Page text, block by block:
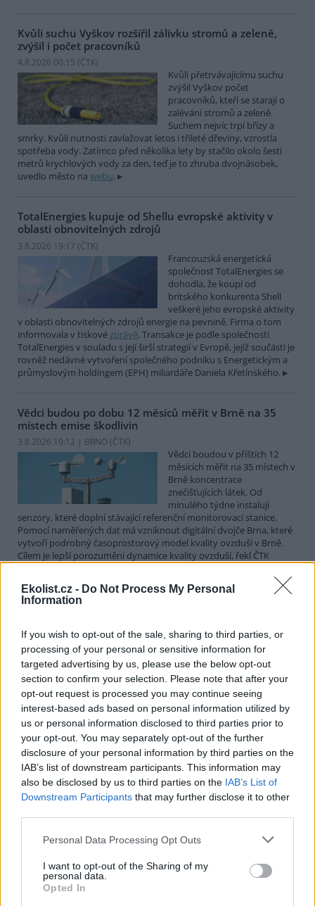
Ekolist.cz - Do Not Process My Personal
Information
If you wish to opt-out of the sale, sharing to third parties, or
processing of your personal or sensitive information for
targeted advertising by us, please use the below opt-out
section to confirm your selection. Please note that after your
opt-out request is processed you may continue seeing
interest-based ads based on personal information utilized by
us or personal information disclosed to third parties prior to
your opt-out. You may separately opt-out of the further
disclosure of your personal information by third parties on the
IAB’s list of downstream participants. This information may
also be disclosed by us to third parties on the IAB’s List of
Downstream Participants that may further disclose it to other
Personal Data Processing Opt Outs
I want to opt-out of the Sharing of my
personal data.
Opted In
Kvůli suchu Vyškov rozšířil zálivku stromů a zeleně,
zvýšil i počet pracovníků
4.8.2026 00:15 (ČTK)
Kvůli přetrvávajícímu suchu
zvýšil Vyškov počet
pracovníků, kteří se starají o
zalévání stromů a zeleně.
Suchem nejvíc trpí břízy a
smrky. Kvůli nutnosti zavlažovat letos i tříleté dřeviny, vzrostla
spotřeba vody. Zatímco před několika lety by stačilo okolo šesti
metrů krychlových vody za den, teď je to zhruba dvojnásobek,
uvedlo město na webu.
TotalEnergies kupuje od Shellu evropské aktivity v
oblasti obnovitelných zdrojů
3.8.2026 19:17 (ČTK)
Francouzská energetická
společnost TotalEnergies se
dohodla, že koupí od
britského konkurenta Shell
veškeré jeho evropské aktivity
v oblasti obnovitelných zdrojů energie na pevnině. Firma o tom
informovala v tiskovézprávě. Transakce je podle společnosti
TotalEnergies v souladu s její širší strategií v Evropě, jejíž součástí je
rovněž nedávné vytvoření společného podniku s Energetickým a
průmyslovým holdingem (EPH) miliardáře Daniela Křetínského.
Vědci budou po dobu 12 měsíců měřit v Brně na 35
místech emise škodlivin
3.8.2026 19:12 | BRNO (ČTK)
Vědci boudou v příštích 12
měsících měřit na 35 místech v
Brně koncentrace
znečišťujících látek. Od
minulého týdne instalují
senzory, které doplní stávající referenční monitorovací stanice.
Pomocí naměřených dat má vzniknout digitální dvojče Brna, které
vytvoří podrobný časoprostorový model kvality ovzduší v Brně.
Cílem je lepší porozumění dynamice kvality ovzduší, řekl ČTK
Soutěska Sibiř v Teplických skalách v létě chladí, dnes
3.8.2026 16:12 | TEPLICE NAD METUJÍ (ČTK)
Zájem o Teplické skály na
Náchodsku je v letních
měsících značný. Lidé
vyhledávají ve vedrech
příjemné klima skalních měst.
Příkladem je soutěska Sibiř, kde je v létě teplotní rozdíl nejméně 15
stupňů Celsia. ČTK to řekla tajemnice městského úřadu v Teplicích
nad Metují Markéta Strnadová. Teplické skály patří městu. Do
soutěsky Sibiř se lze dostat běžně, je součástí prohlídkového
okruhu.
Farmáři mají kvůli suchu problémy s nedostatkem
sena na krmení
3.8.2026 15:55 | ŽELEZNÝ ÚJEZD ( ČTK
Diskuse: 12
dalších částech Česka mají